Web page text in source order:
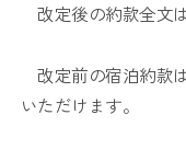
改定後の約款全文は
改定前の宿泊約款は
いただけます。